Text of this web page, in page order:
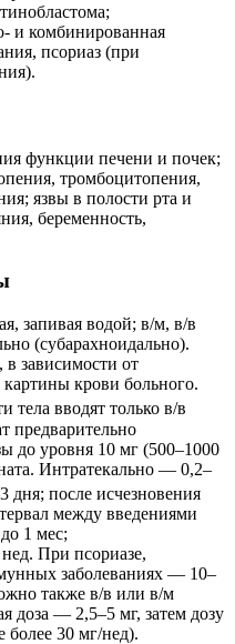
и комбинированная
псориаз (при
функции печени и почек;
тромбоцитопения,
язвы в полости рта и
беременность,
запивая водой; в/м, в/в
(субарахноидально).
зависимости от
картины крови больного.
тела вводят только в/в
предварительно
до уровня 10 мг (500–1000
Интратекально — 0,2–
дня; после исчезновения
между введениями
1 мес;
При псориазе,
заболеваниях — 10–
также в/в или в/м
доза — 2,5–5 мг, затем дозу
более 30 мг/нед).